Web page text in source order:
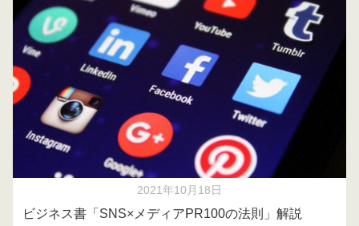
2021年10月18日
ビジネス書「SNS×メディアPR100の法則」解説